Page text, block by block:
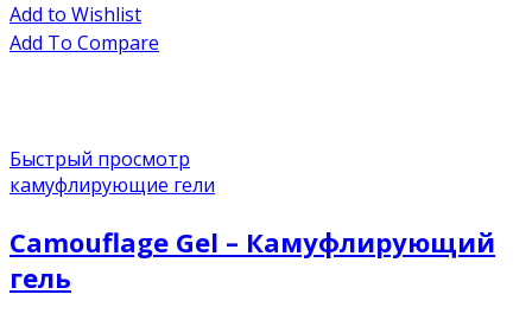
Add to Wishlist
Add To Compare
Быстрый просмотр
камуфлирующие гели
Camouflage Gel – Камуфлирующий
гель